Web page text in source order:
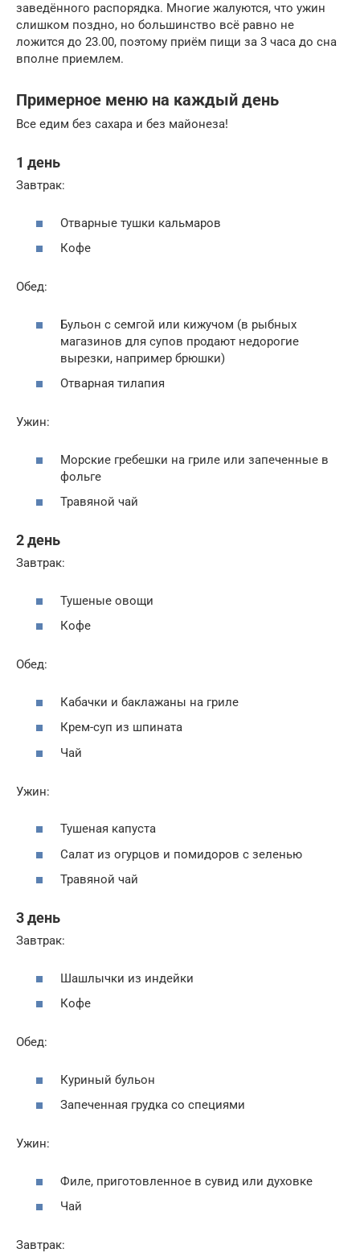
заведённого распорядка. Многие жалуются, что ужин
слишком поздно, но большинство всё равно не
ложится до 23.00, поэтому приём пищи за 3 часа до сна
вполне приемлем.
Примерное меню на каждый день
Все едим без сахара и без майонеза!
1 день
Завтрак:
Отварные тушки кальмаров
Кофе
Обед:
Бульон с семгой или кижучом (в рыбных
магазинов для супов продают недорогие
вырезки, например брюшки)
Отварная тилапия
Ужин:
Морские гребешки на гриле или запеченные в
фольге
Травяной чай
2 день
Завтрак:
Тушеные овощи
Кофе
Обед:
Кабачки и баклажаны на гриле
Крем-суп из шпината
Чай
Ужин:
Тушеная капуста
Салат из огурцов и помидоров с зеленью
Травяной чай
3 день
Завтрак:
Шашлычки из индейки
Кофе
Обед:
Куриный бульон
Запеченная грудка со специями
Ужин:
Филе, приготовленное в сувид или духовке
Чай
Завтрак: